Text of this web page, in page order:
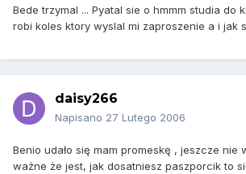
Bede trzymal ... Pyatal sie o hmmm studia do
robi koles ktory wyslal mi zaproszenie a i jak
daisy266
Napisano 27 Lutego 2006
Benio udało się mam promeskę , jeszcze nie
ważne że jest, jak dosatniesz paszporcik to